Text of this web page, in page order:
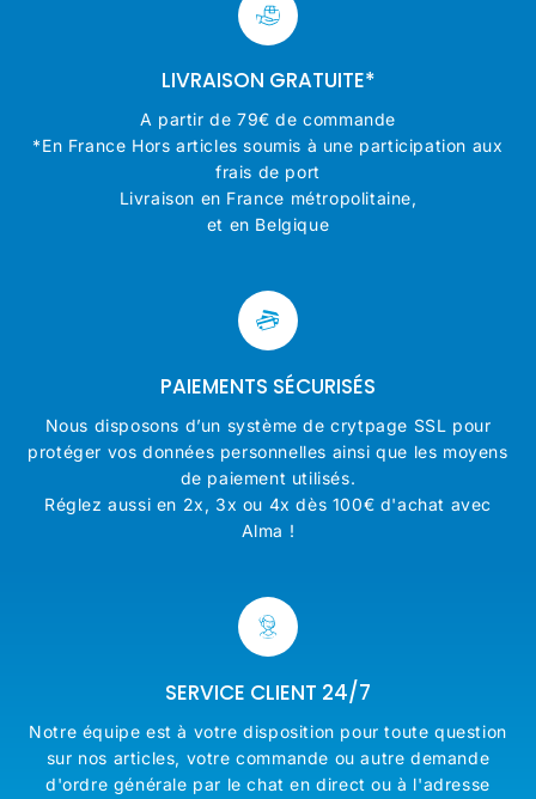
LIVRAISON GRATUITE*
A partir de 79€ de commande
*En France Hors articles soumis à une participation aux
frais de port
Livraison en France métropolitaine,
et en Belgique
PAIEMENTS SÉCURISÉS
Nous disposons d’un système de crytpage SSL pour
protéger vos données personnelles ainsi que les moyens
de paiement utilisés.
Réglez aussi en 2x, 3x ou 4x dès 100€ d'achat avec
Alma !
SERVICE CLIENT 24/7
Notre équipe est à votre disposition pour toute question
sur nos articles, votre commande ou autre demande
d'ordre générale par le chat en direct ou à l'adresse